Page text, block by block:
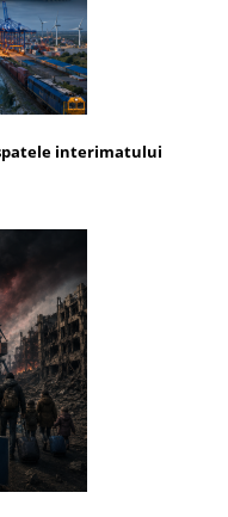
interimatului